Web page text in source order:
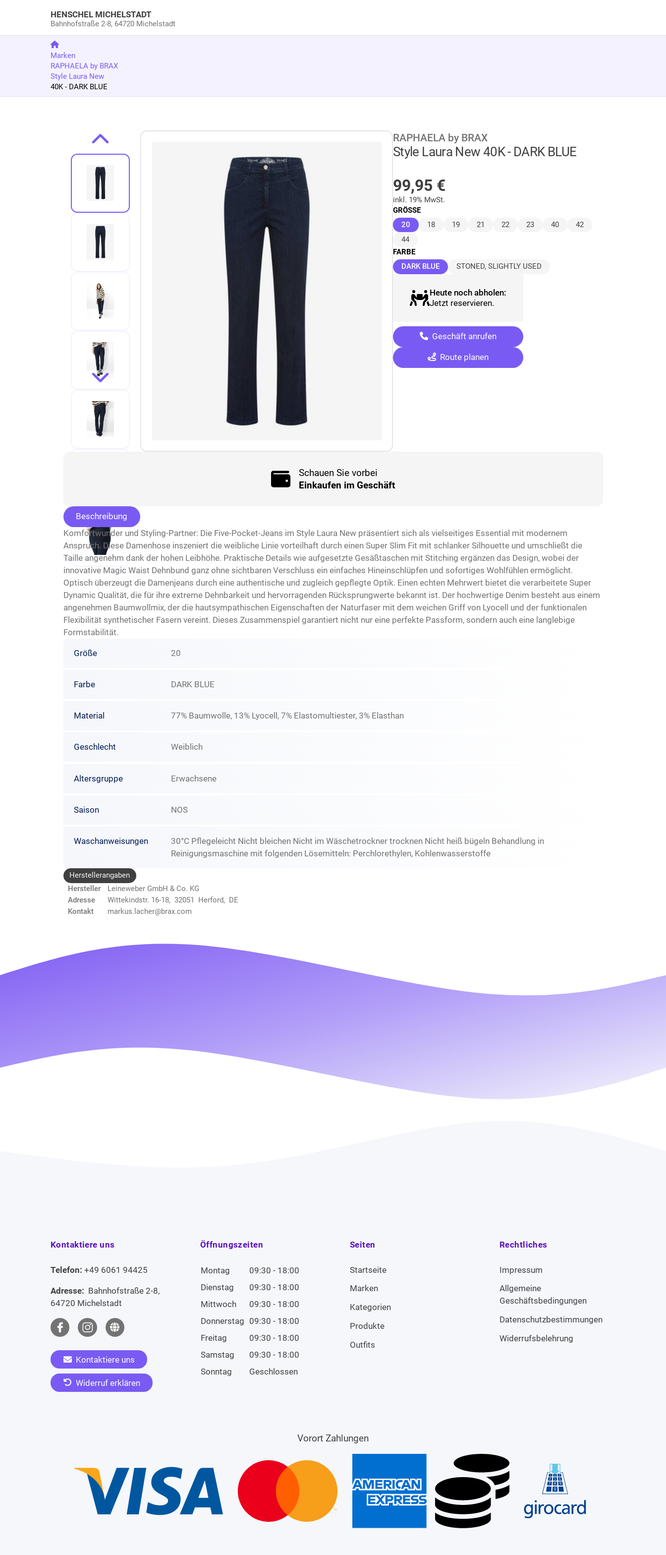
HENSCHEL MICHELSTADT
Bahnhofstraße 2-8, 64720 Michelstadt
Marken
RAPHAELA by BRAX
Style Laura New
40K - DARK BLUE
Zur Produktbeschreibung springen RAPHAELA by BRAX
Style Laura New 40K - DARK BLUE
99,95 €
inkl. 19% MwSt.
GRÖSSE
20 (ausgewählt)
18 19 21 22 23 40
42
44
FARBE
DARK BLUE(ausgewählt)
STONED, SLIGHTLY USED
Heute noch abholen:
Jetzt reservieren.
Geschäft anrufen
Route planen
Schauen Sie vorbei
Einkaufen im Geschäft
Beschreibung
Komfortwunder und Styling-Partner: Die Five-Pocket-Jeans im Style Laura New präsentiert sich als vielseitiges Essential mit modernem
Anspruch. Diese Damenhose inszeniert die weibliche Linie vorteilhaft durch einen Super Slim Fit mit schlanker Silhouette und umschließt die
Taille angenehm dank der hohen Leibhöhe. Praktische Details wie aufgesetzte Gesäßtaschen mit Stitching ergänzen das Design, wobei der
innovative Magic Waist Dehnbund ganz ohne sichtbaren Verschluss ein einfaches Hineinschlüpfen und sofortiges Wohlfühlen ermöglicht.
Optisch überzeugt die Damenjeans durch eine authentische und zugleich gepflegte Optik. Einen echten Mehrwert bietet die verarbeitete Super
Dynamic Qualität, die für ihre extreme Dehnbarkeit und hervorragenden Rücksprungwerte bekannt ist. Der hochwertige Denim besteht aus einem
angenehmen Baumwollmix, der die hautsympathischen Eigenschaften der Naturfaser mit dem weichen Griff von Lyocell und der funktionalen
Flexibilität synthetischer Fasern vereint. Dieses Zusammenspiel garantiert nicht nur eine perfekte Passform, sondern auch eine langlebige
Formstabilität.
Größe 20
Farbe DARK BLUE
Material 77% Baumwolle, 13% Lyocell, 7% Elastomultiester, 3% Elasthan
Geschlecht Weiblich
Altersgruppe Erwachsene
Saison NOS
Waschanweisungen
30°C Pflegeleicht Nicht bleichen Nicht im Wäschetrockner trocknen Nicht heiß bügeln Behandlung in
Reinigungsmaschine mit folgenden Lösemitteln: Perchlorethylen, Kohlenwasserstoffe
Herstellerangaben
Hersteller
Leineweber GmbH & Co. KG
Adresse
Wittekindstr. 16-18, 32051 Herford, DE
Kontakt
markus.lacher@brax.com
Kontaktiere uns
Telefon: +49 6061 94425
Adresse: Bahnhofstraße 2-8,
64720 Michelstadt
Kontaktiere uns
Widerruf erklären
Öffnungszeiten
Montag
09:30 - 18:00
Dienstag
09:30 - 18:00
Mittwoch
09:30 - 18:00
Donnerstag 09:30 - 18:00
Freitag
09:30 - 18:00
Samstag
09:30 - 18:00
Sonntag
Geschlossen
Seiten
Startseite
Marken
Kategorien
Produkte
Outfits
Rechtliches
Impressum
Allgemeine
Geschäftsbedingungen
Datenschutzbestimmungen
Widerrufsbelehrung
Vorort Zahlungen